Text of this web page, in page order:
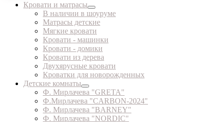
Кровати и матрасы
В наличии в шоуруме
Матрасы детские
Мягкие кровати
Кровати - машинки
Кровати - домики
Кровати из дерева
Двухярусные кровати
Кроватки для новорожденных
Детские комнаты
Ф. Мирлачева "GRETA"
Ф.Мирлачева "CARBON-2024"
Ф. Мирлачева "BARNEY"
Ф. Мирлачева "NORDIC"